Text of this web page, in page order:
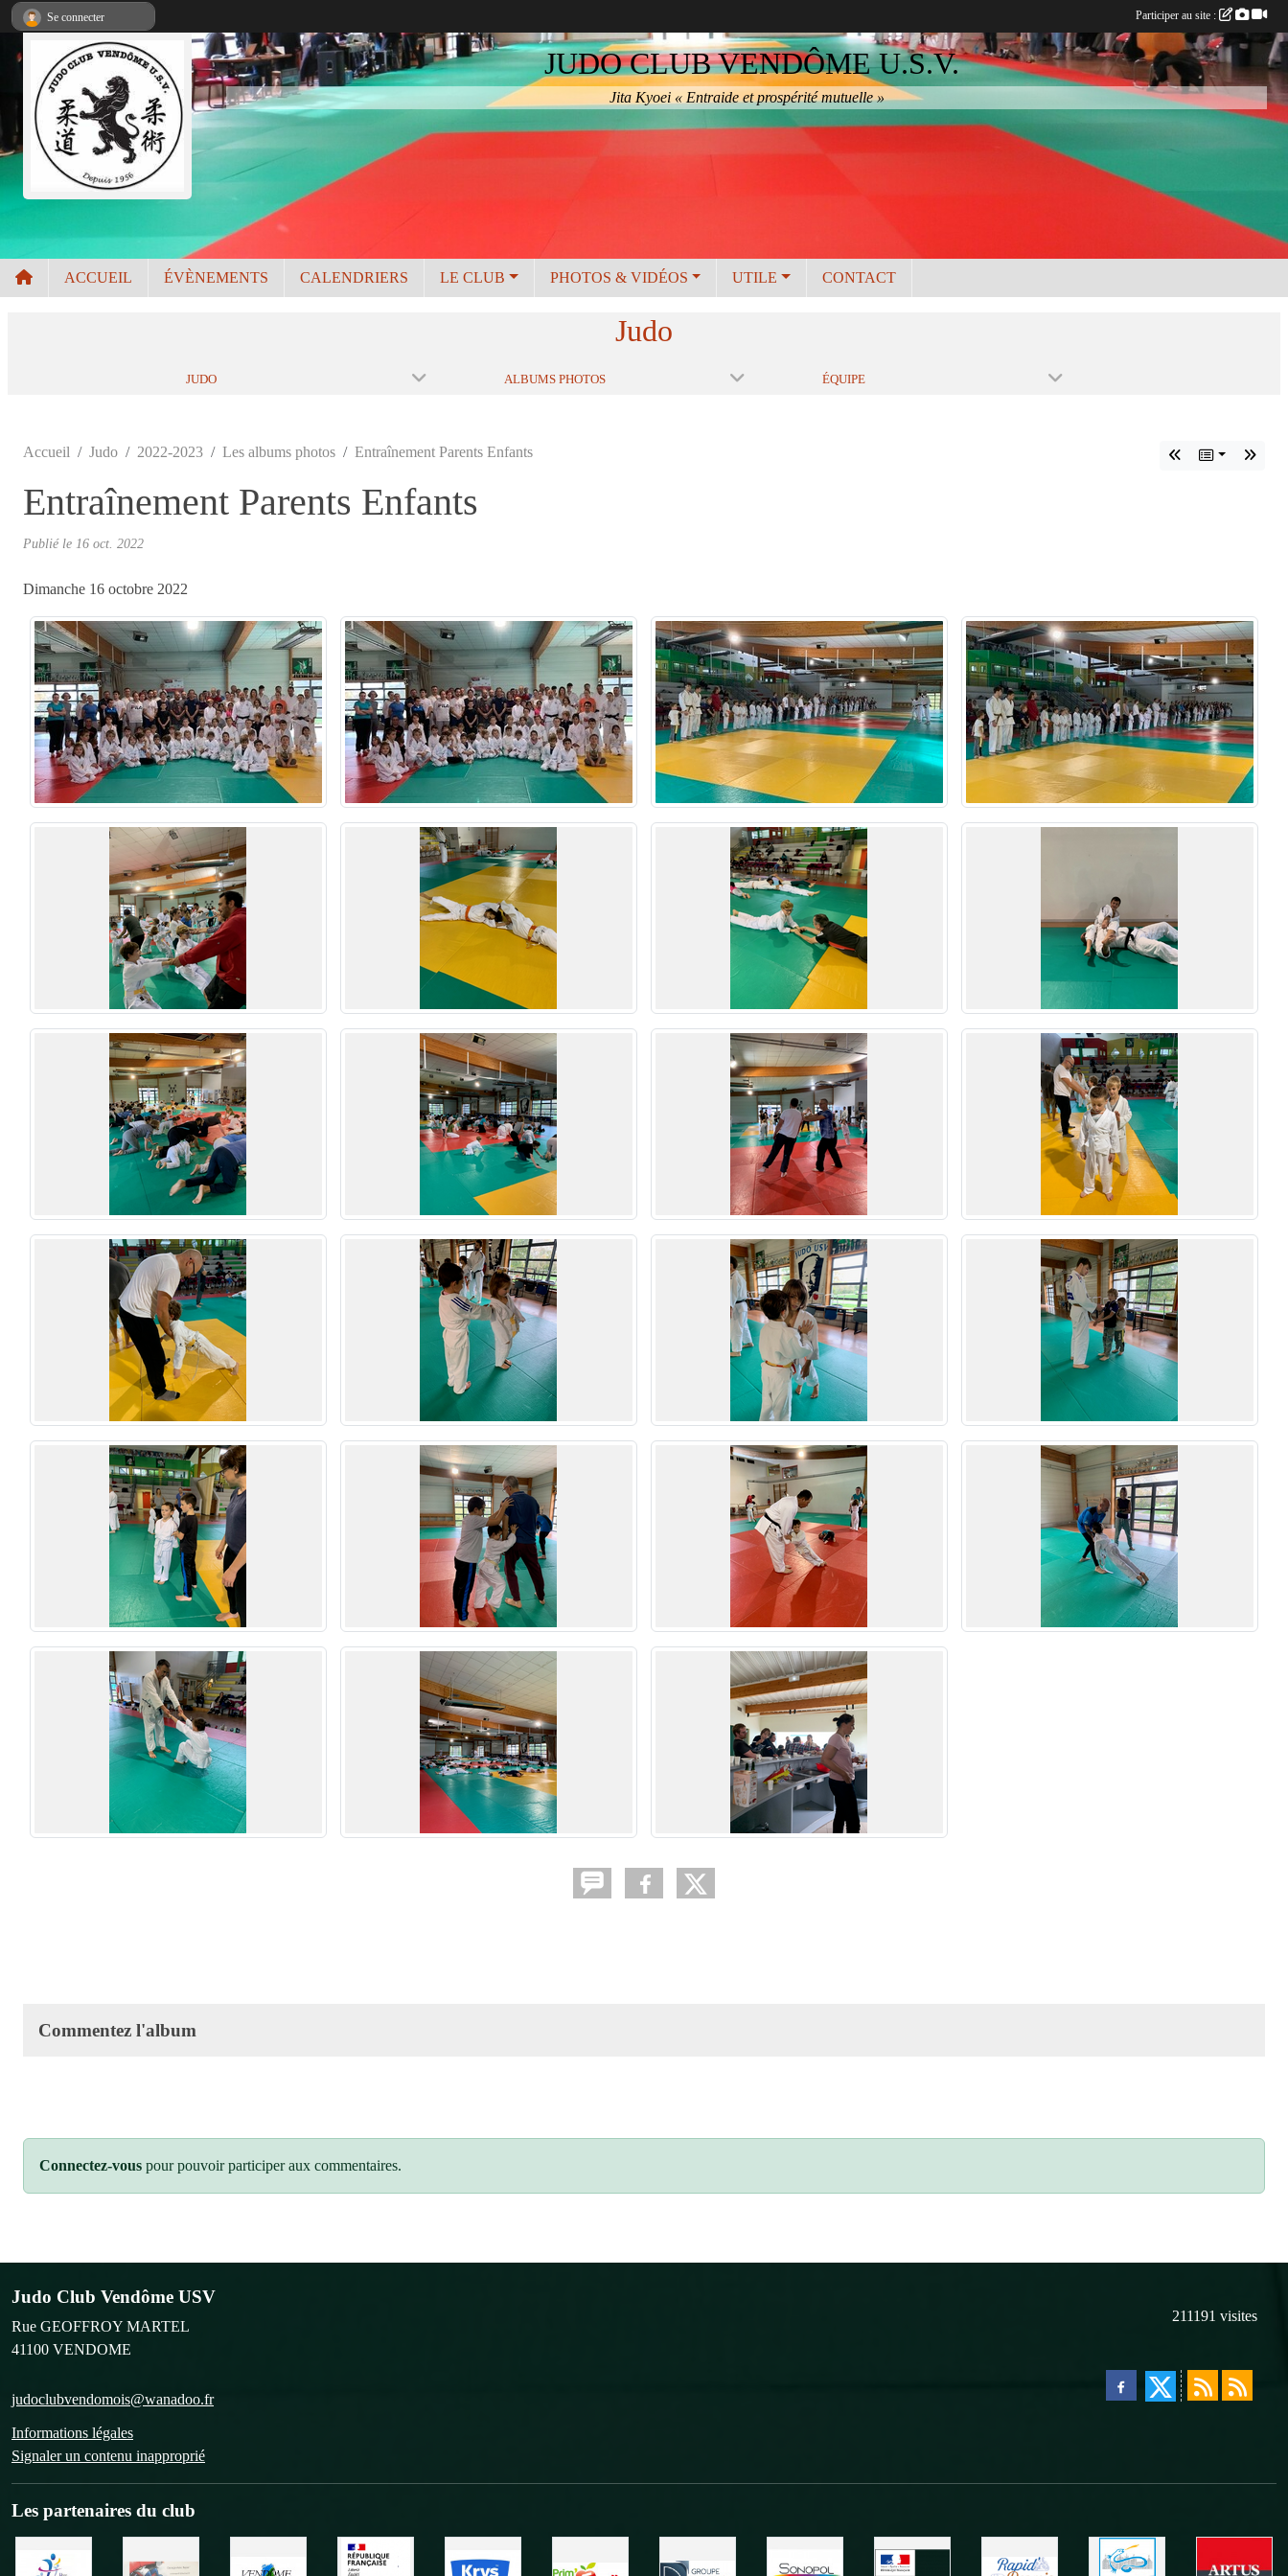
JUDO CLUB VENDÔME U.S.V.
Jita Kyoei « Entraide et prospérité mutuelle »
ACCUEIL ÉVÈNEMENTS CALENDRIERS LE CLUB PHOTOS & VIDÉOS UTILE CONTACT
Judo
JUDO ALBUMS PHOTOS ÉQUIPE
Accueil Judo 2022-2023 Les albums photos Entraînement Parents Enfants
Entraînement Parents Enfants
Publié le 16 oct. 2022
Dimanche 16 octobre 2022
Commentez l'album
Connectez-vous pour pouvoir participer aux commentaires.
Judo Club Vendôme USV
Rue GEOFFROY MARTEL
41100 VENDOME
judoclubvendomois@wanadoo.fr
Informations légales
Signaler un contenu inapproprié
211191 visites
Les partenaires du club
Se connecter Participer au site :
Panneau de gestion des cookies